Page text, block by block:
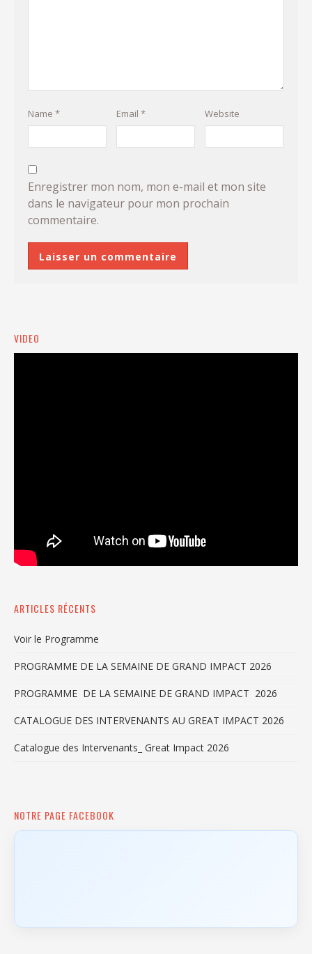
Name * Email* Website
Enregistrer mon nom, mon e-mail et mon site
dans le navigateur pour mon prochain
commentaire.
VIDEO
ARTICLES RÉCENTS
Voir le Programme
PROGRAMME DE LA SEMAINE DE GRAND IMPACT 2026
PROGRAMME DE LA SEMAINE DE GRAND IMPACT 2026
CATALOGUE DES INTERVENANTS AU GREAT IMPACT 2026
Catalogue des Intervenants_ Great Impact 2026
NOTRE PAGE FACEBOOK